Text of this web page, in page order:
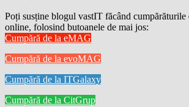
Poți susține blogul vastIT făcând cumpărăturile
online, folosind butoanele de mai jos:
Cumpără de la eMAG
Cumpără de la evoMAG
Cumpără de la ITGalaxy
Cumpără de la CitGrup